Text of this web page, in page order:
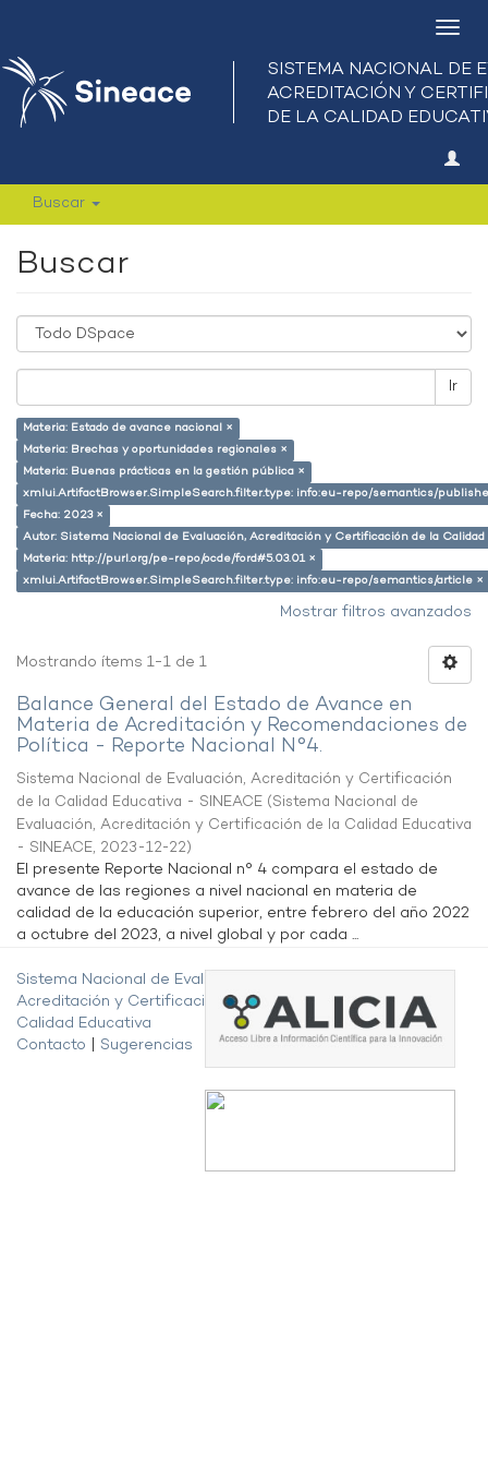
Buscar
Buscar
Ir
Materia: Estado de avance nacional ×
Materia: Brechas y oportunidades regionales ×
Materia: Buenas prácticas en la gestión pública ×
xmlui.ArtifactBrowser.SimpleSearch.filter.type: info:eu-repo/semantics/
Fecha: 2023 ×
Autor: Sistema Nacional de Evaluación, Acreditación y Certificación de la
Materia: http://purl.org/pe-repo/ocde/ford#5.03.01 ×
xmlui.ArtifactBrowser.SimpleSearch.filter.type: info:eu-repo/semantics/article ×
Mostrar filtros avanzados
Mostrando ítems 1-1 de 1
Balance General del Estado de Avance en
Materia de Acreditación y Recomendaciones de
Política - Reporte Nacional N°4.
Sistema Nacional de Evaluación, Acreditación y Certificación
de la Calidad Educativa - SINEACE (Sistema Nacional de
Evaluación, Acreditación y Certificación de la Calidad Educativa
- SINEACE, 2023-12-22)
El presente Reporte Nacional n° 4 compara el estado de
avance de las regiones a nivel nacional en materia de
calidad de la educación superior, entre febrero del año 2022
a octubre del 2023, a nivel global y por cada ...
Sistema Nacional de Evaluación,
Acreditación y Certificación de la
Calidad Educativa
Contacto
Sugerencias